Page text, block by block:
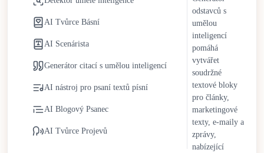
AI nástroje pro psaní se nadále vyvíjejí se zlepšeními v
kontextuálním porozumění, adaptaci tónu a stylistické
flexibilitě. Lidský dohled zůstává nezbytný pro zachování
originality, strategického vhledu a etické odpovědnosti. Spíše
než nahrazení lidských spisovatelů, AI nástroje pro psaní
fungují jako spolupracující partneři, kteří zefektivňují opakující
se úkoly a zároveň podporují kreativitu a rozhodování vedené
AI Tvůrce Básní
AI Scenárista
Generátor citací s umělou inteligencí
AI nástroj pro psaní textů písní
AI Blogový Psanec
AI Tvůrce Projevů
odstavců s
umělou
inteligencí
pomáhá
vytvářet
soudržné
textové bloky
pro články,
marketingové
texty, e-maily a
zprávy,
nabízející